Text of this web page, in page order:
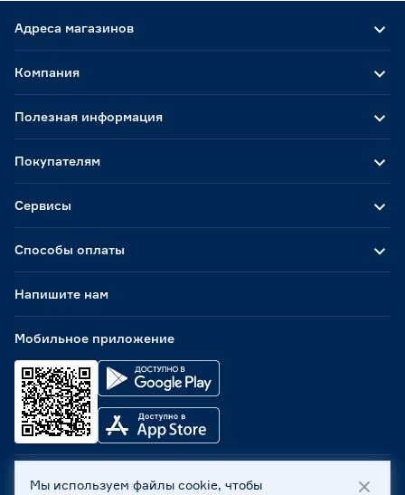
Адреса магазинов
Способы оплаты
Мобильное приложение
Компания
Полезная информация
Покупателям
Сервисы
Напишите нам
ООО «Бауцентр Рус» 2004 -2026, 236029, г. Калининград,
Мы используем файлы cookie, чтобы